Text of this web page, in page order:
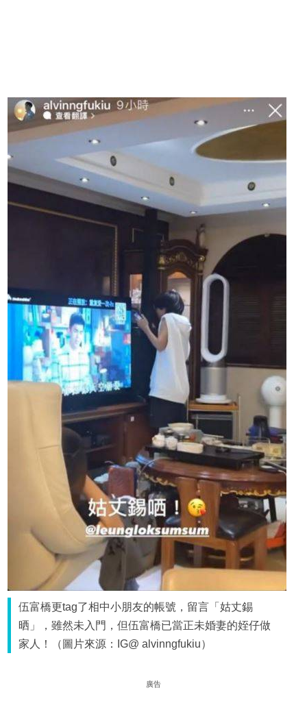
伍富橋更tag了相中小朋友的帳號，留言「姑丈錫
晒」，雖然未入門，但伍富橋已當正未婚妻的姪仔做
家人！（圖片來源：IG@ alvinngfukiu）
廣告